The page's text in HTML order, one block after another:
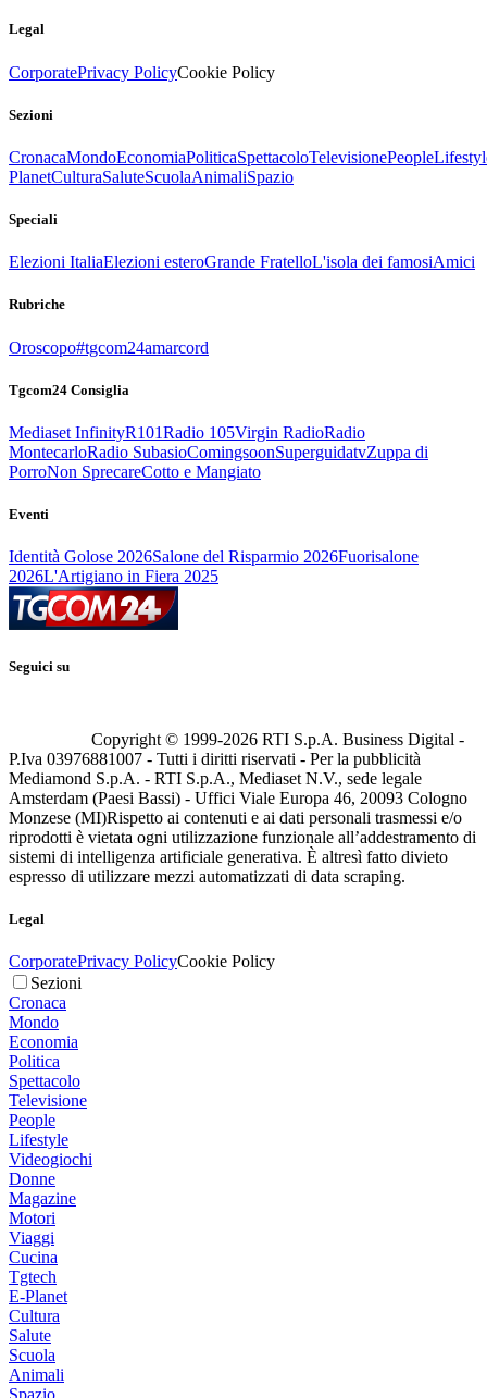
Legal
CorporatePrivacy PolicyCookie Policy
Sezioni
CronacaMondoEconomiaPoliticaSpettacoloTelevisionePeople
PlanetCulturaSaluteScuolaAnimaliSpazio
Speciali
Elezioni ItaliaElezioni esteroGrande FratelloL'isola dei famosiAmici
Rubriche
Oroscopo#tgcom24amarcord
Tgcom24 Consiglia
Mediaset InfinityR101Radio 105Virgin RadioRadio
MontecarloRadio SubasioComingsoonSuperguidatvZuppa di
PorroNon SprecareCotto e Mangiato
Eventi
Identità Golose 2026Salone del Risparmio 2026Fuorisalone
2026L'Artigiano in Fiera 2025
Seguici su
Copyright © 1999-2026 RTI S.p.A. Business Digital -
P.Iva 03976881007 - Tutti i diritti riservati - Per la pubblicità
Mediamond S.p.A. - RTI S.p.A., Mediaset N.V., sede legale
Amsterdam (Paesi Bassi) - Uffici Viale Europa 46, 20093 Cologno
Monzese (MI)Rispetto ai contenuti e ai dati personali trasmessi e/o
riprodotti è vietata ogni utilizzazione funzionale all’addestramento di
sistemi di intelligenza artificiale generativa. È altresì fatto divieto
espresso di utilizzare mezzi automatizzati di data scraping.
Legal
CorporatePrivacy PolicyCookie Policy
Sezioni
Cronaca
Mondo
Economia
Politica
Spettacolo
Televisione
People
Lifestyle
Videogiochi
Donne
Magazine
Motori
Viaggi
Cucina
Tgtech
E-Planet
Cultura
Salute
Scuola
Animali
Spazio